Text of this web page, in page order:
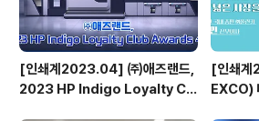
[인쇄계2023.04] ㈜애즈랜드,
2023 HP Indigo Loyalty Clu
[인쇄계
EXCO)